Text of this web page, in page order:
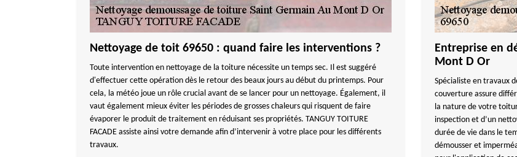
Nettoyage de toit 69650 : quand faire les interventions ?
Toute intervention en nettoyage de la toiture nécessite un temps sec. Il est suggéré
d'effectuer cette opération dès le retour des beaux jours au début du printemps. Pour
cela, la météo joue un rôle crucial avant de se lancer pour un nettoyage. Également, il
vaut également mieux éviter les périodes de grosses chaleurs qui risquent de faire
évaporer le produit de traitement en réduisant ses propriétés. TANGUY TOITURE
FACADE assiste ainsi votre demande afin d’intervenir à votre place pour les différents
travaux.
Entreprise en
Mont D Or
Spécialiste en travaux
couverture assure
la nature de votre
inspection et d’un
durée de vie dans le
démousser et